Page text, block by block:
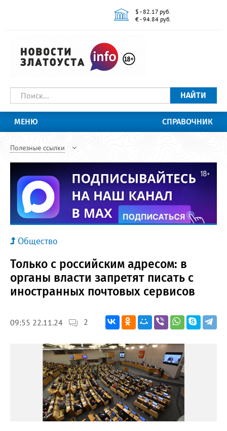
$ - 82.17 руб.
€ - 94.84 руб.
НАЙТИ
МЕНЮ СПРАВОЧНИК
Полезные ссылки
Общество
Только с российским адресом: в
органы власти запретят писать с
иностранных почтовых сервисов
09:55 22.11.24 2